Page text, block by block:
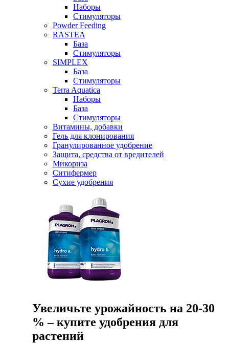
Наборы
Стимуляторы
Powder Feeding
RASTEA
База
Стимуляторы
SIMPLEX
База
Стимуляторы
Terra Aquatica
Наборы
База
Стимуляторы
Витамины, добавки
Гель для клонирования
Гранулированное удобрение
Защита, средства от вредителей
Микориза
Ситифермер
Сухие удобрения
Увеличьте урожайность на 20-30
% – купите удобрения для
растений